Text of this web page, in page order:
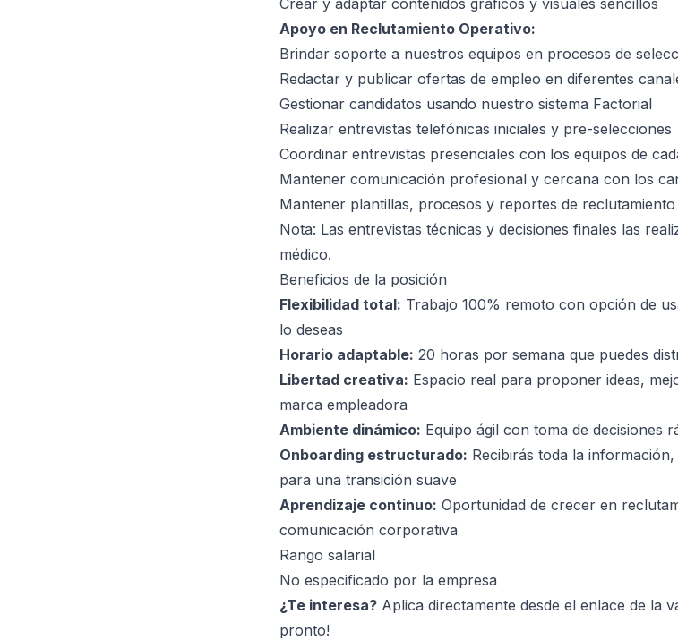
Crear y adaptar contenidos gráficos y visuales sencillos
Apoyo en Reclutamiento Operativo:
Brindar soporte a nuestros equipos en procesos de
Redactar y publicar ofertas de empleo en diferentes
Gestionar candidatos usando nuestro sistema Factorial
Realizar entrevistas telefónicas iniciales y pre-selecciones
Coordinar entrevistas presenciales con los equipos de
Mantener comunicación profesional y cercana con los
Mantener plantillas, procesos y reportes de reclutamiento
Nota: Las entrevistas técnicas y decisiones finales las
médico.
Beneficios de la posición
Flexibilidad total: Trabajo 100% remoto con opción de
lo deseas
Horario adaptable: 20 horas por semana que puedes
Libertad creativa: Espacio real para proponer ideas,
marca empleadora
Ambiente dinámico: Equipo ágil con toma de decisiones
Onboarding estructurado: Recibirás toda la
para una transición suave
Aprendizaje continuo: Oportunidad de crecer en
comunicación corporativa
Rango salarial
No especificado por la empresa
¿Te interesa? Aplica directamente desde el enlace de la
pronto!